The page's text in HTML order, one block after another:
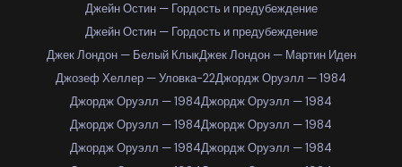
Джейн Остин — Гордость и предубеждение
Джейн Остин — Гордость и предубеждение
Джек Лондон — Белый КлыкДжек Лондон — Мартин Иден
Джозеф Хеллер — Уловка-22Джордж Оруэлл — 1984
Джордж Оруэлл — 1984Джордж Оруэлл — 1984
Джордж Оруэлл — 1984Джордж Оруэлл — 1984
Джордж Оруэлл — 1984Джордж Оруэлл — 1984